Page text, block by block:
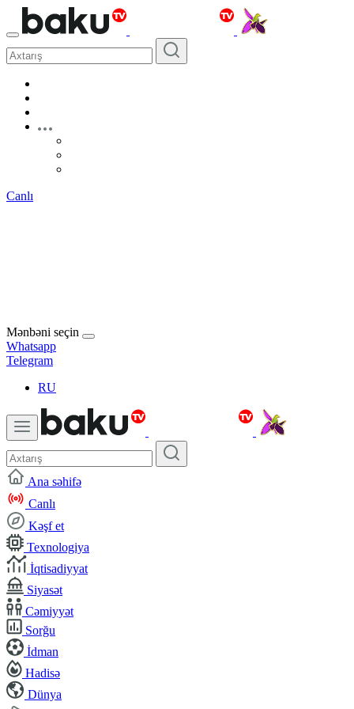
Canlı
Mənbəni seçin
Whatsapp
Telegram
RU
Ana səhifə
Canlı
Kəşf et
Texnologiya
İqtisadiyyat
Siyasət
Cəmiyyət
Sorğu
İdman
Hadisə
Dünya